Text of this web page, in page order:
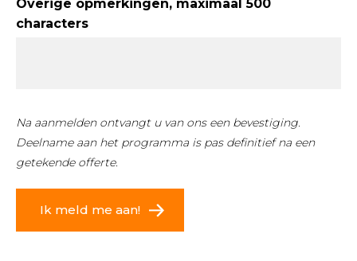
Overige opmerkingen, maximaal 500
characters
Na aanmelden ontvangt u van ons een bevestiging.
Deelname aan het programma is pas definitief na een
getekende offerte.
Ik meld me aan!